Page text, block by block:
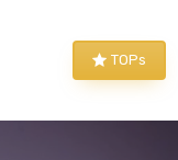
TOPs